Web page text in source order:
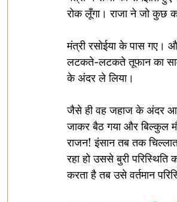
रोक लूँगा। राजा ने जो कुछ
मंत्री रसोईया के पास गए।
लटकते-लटकते तूफान का
के अंदर ले लिया।
जैसे ही वह जहाज के अंदर
जाकर बैठ गया और बिल्कुल
राजन! इंसान तब तक
रहा हो उससे बुरी
करता है तब उसे वर्तमान